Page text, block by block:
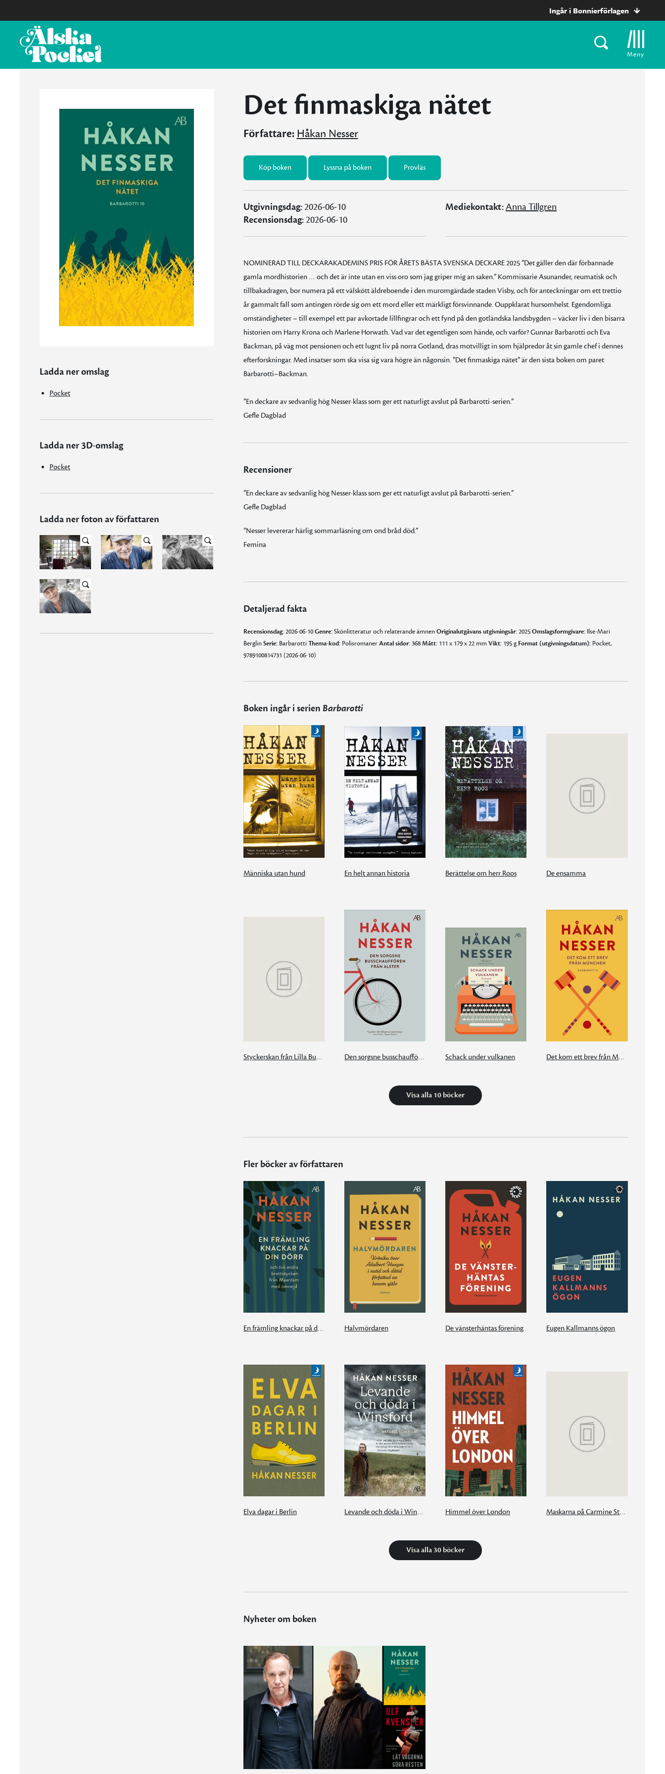
Ingår i Bonnierförlagen
Meny
Ladda ner omslag
Pocket
Ladda ner 3D-omslag
Pocket
Ladda ner foton av författaren
Det finmaskiga nätet
Författare: Håkan Nesser
Köp boken Lyssna på boken Provläs
Utgivningsdag:2026-06-10
Recensionsdag:2026-06-10
Mediekontakt:Anna Tillgren
NOMINERAD TILL DECKARAKADEMINS PRIS FÖR ÅRETS BÄSTA SVENSKA DECKARE 2025 ”Det gäller den där förbannade
gamla mordhistorien … och det är inte utan en viss oro som jag griper mig an saken.” Kommissarie Asunander, reumatisk och
tillbakadragen, bor numera på ett välskött äldreboende i den muromgärdade staden Visby, och för anteckningar om ett trettio
år gammalt fall som antingen rörde sig om ett mord eller ett märkligt försvinnande. Ouppklarat hursomhelst. Egendomliga
omständigheter – till exempel ett par avkortade lillfingrar och ett fynd på den gotländska landsbygden – väcker liv i den bisarra
historien om Harry Krona och Marlene Horwath. Vad var det egentligen som hände, och varför? Gunnar Barbarotti och Eva
Backman, på väg mot pensionen och ett lugnt liv på norra Gotland, dras motvilligt in som hjälpredor åt sin gamle chef i dennes
efterforskningar. Med insatser som ska visa sig vara högre än någonsin. ”Det finmaskiga nätet” är den sista boken om paret
Barbarotti–Backman.
”En deckare av sedvanlig hög Nesser-klass som ger ett naturligt avslut på Barbarotti-serien.”
Gefle Dagblad
Recensioner
”En deckare av sedvanlig hög Nesser-klass som ger ett naturligt avslut på Barbarotti-serien.”
Gefle Dagblad
”Nesser levererar härlig sommarläsning om ond bråd död.”
Femina
Detaljerad fakta
Recensionsdag:2026-06-10Genre:Skönlitteratur och relaterande ämnenOriginalutgåvans utgivningsår:2025Omslagsformgivare:Ilse-Mari
BerglinSerie:BarbarottiThema-kod:PolisromanerAntal sidor:368Mått:111 x 179 x 22 mmVikt:195 g Format (utgivningsdatum):Pocket,
9789100814731 (2026-06-10)
Boken ingår i serien Barbarotti
Människa utan hund En helt annan historia Berättelse om herr Roos De ensamma
Styckerskan från Lilla Burma Den sorgsne busschauffören från Alster Schack under vulkanen Det kom ett brev från München
Visa alla 10 böcker
Fler böcker av författaren
En främling knackar på din dörr Halvmördaren De vänsterhäntas förening Eugen Kallmanns ögon
Elva dagar i Berlin Levande och döda i Winsford Himmel över London Maskarna på Carmine Street
Visa alla 30 böcker
Nyheter om boken